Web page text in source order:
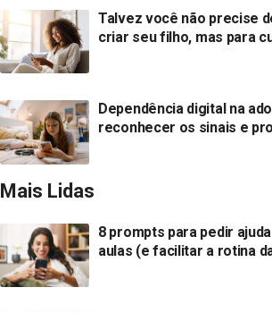
Talvez você não precise
criar seu filho, mas para
Dependência digital na
reconhecer os sinais e
Mais Lidas
8 prompts para pedir
aulas (e facilitar a rotina